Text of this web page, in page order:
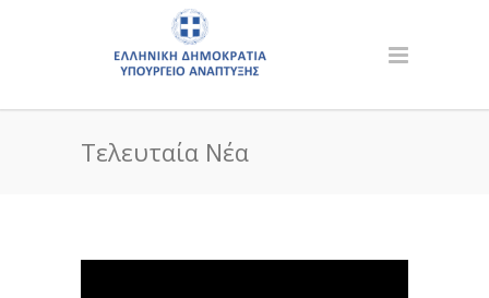
Τελευταία Νέα